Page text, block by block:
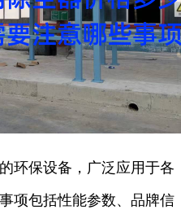
环保设备，广泛应用于各
项包括性能参数、品牌信